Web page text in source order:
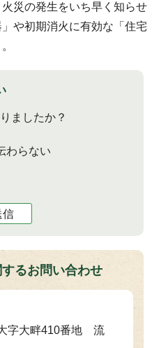
災の発生をいち早く知らせ
や初期消火に有効な「住宅
ましたか？
わらない
信
るお問い合わせ
字大畔410番地 流